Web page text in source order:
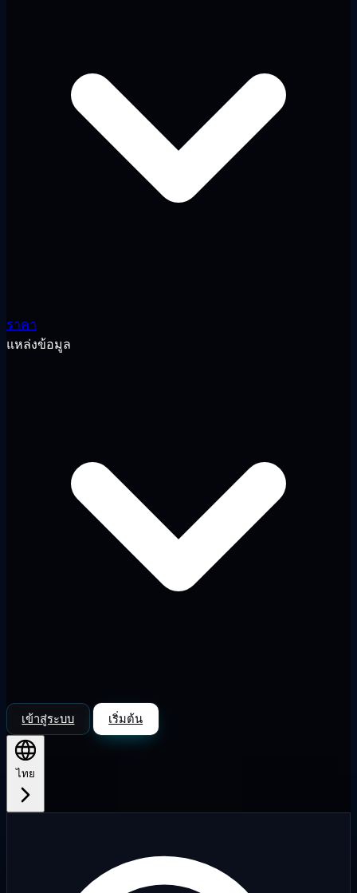
ราคา
แหล่งข้อมูล
เข้าสู่ระบบ เริ่มต้น
ไทย